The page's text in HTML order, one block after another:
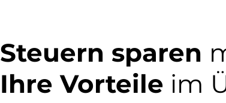
Steuern sparen
Ihre Vorteile im